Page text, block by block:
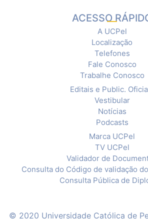
ACESSO
A UCPel
Localização
Telefones
Fale Conosco
Trabalhe Conosco
Editais e Public.
Vestibular
Notícias
Podcasts
Marca UCPel
TV UCPel
Validador de
Consulta do Código de validação
Consulta Pública de
© 2020 Universidade Católica de